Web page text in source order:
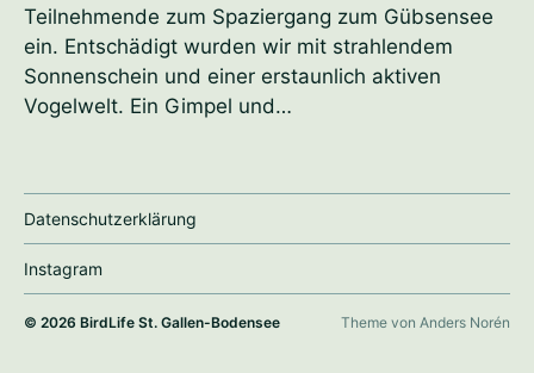
Teilnehmende zum Spaziergang zum Gübsensee
ein. Entschädigt wurden wir mit strahlendem
Sonnenschein und einer erstaunlich aktiven
Vogelwelt. Ein Gimpel und…
Datenschutzerklärung
Instagram
© 2026 BirdLife St. Gallen-Bodensee Theme von Anders Norén